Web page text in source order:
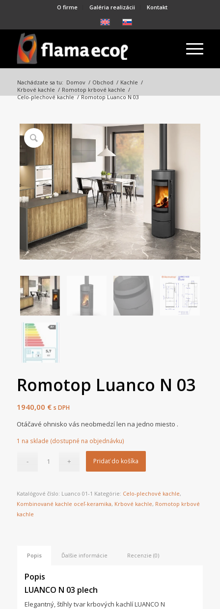
O firme Galéria realizácii Kontakt
Nachádzate sa tu: Domov / Obchod / Kachle /
Krbové kachle / Romotop krbové kachle /
Celo-plechové kachle / Romotop Luanco N 03
Romotop Luanco N 03
1940,00 € s DPH
Otáčavé ohnisko vás neobmedzí len na jedno miesto .
1 na sklade (dostupné na objednávku)
Pridať do košíka
Katalógové číslo: Luanco 01-1 Kategórie: Celo-plechové kachle,
Kombinované kachle oceľ-keramika, Krbové kachle, Romotop krbové
kachle
Popis Ďalšie informácie Recenzie (0)
Popis
LUANCO N 03 plech
Elegantný, štíhly tvar krbových kachlí LUANCO N